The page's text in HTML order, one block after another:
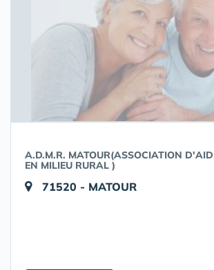
A.D.M.R. MATOUR(ASSOCIATION
EN MILIEU RURAL )
71520 - MATOUR